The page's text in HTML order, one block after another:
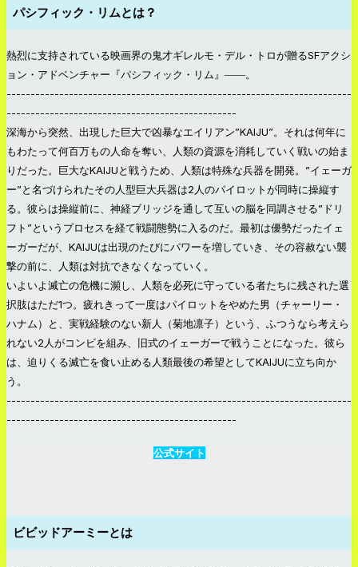
パシフィック・リムとは？
熱烈に支持されている映画界の鬼才ギレルモ・デル・トロが贈るSFアクシ
ョン・アドベンチャー『パシフィック・リム』――。
------------------------------------------------------------------------
------------------------------------------------
深海から突然、出現した巨大で凶暴なエイリアン”KAIJU”。それは何年に
もわたって何百万もの人命を奪い、人類の資源を消耗していく戦いの始ま
りだった。巨大なKAIJUと戦うため、人類は特殊な兵器を開発。”イェーガ
ー”と名づけられたその人型巨大兵器は2人のパイロットが同時に操縦す
る。彼らは操縦前に、神経ブリッジを通して互いの脳を同調させる”ドリ
フト”というプロセスを経て戦闘態勢に入るのだ。最初は優勢だったイェ
ーガーだが、KAIJUは出現のたびにパワーを増していき、その容赦ない襲
撃の前に、人類は対抗できなくなっていく。
いよいよ滅亡の危機に瀕し、人類を必死に守っている者たちに残された選
択肢はただ1つ。疲れきって一度はパイロットをやめた男（チャーリー・
ハナム）と、実戦経験のない新人（菊地凛子）という、ふつうなら考えら
れない2人がコンビを組み、旧式のイェーガーで戦うことになった。彼ら
は、迫りくる滅亡を食い止める人類最後の希望としてKAIJUに立ち向か
う。
------------------------------------------------------------------------
------------------------------------------------
公式サイト
ビビッドアーミーとは